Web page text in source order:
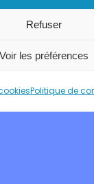
Refuser
Voir les préférences
Politique de